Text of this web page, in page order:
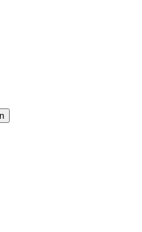
waar jouw